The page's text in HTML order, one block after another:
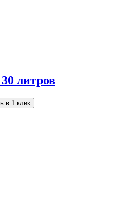
литров
в 1 клик